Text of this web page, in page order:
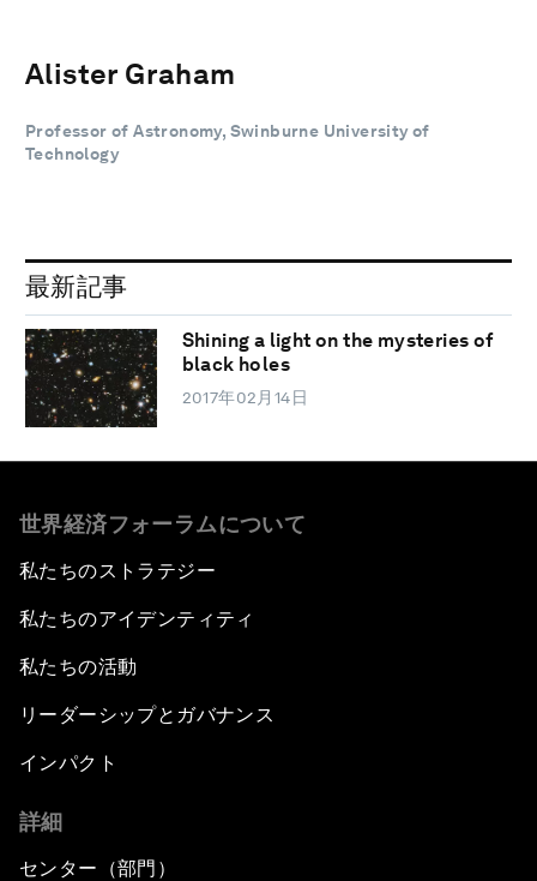
Alister Graham
Professor of Astronomy, Swinburne University of
Technology
最新記事
Shining a light on the mysteries of
black holes
2017年02月14日
世界経済フォーラムについて
私たちのストラテジー
私たちのアイデンティティ
私たちの活動
リーダーシップとガバナンス
インパクト
詳細
センター（部門）